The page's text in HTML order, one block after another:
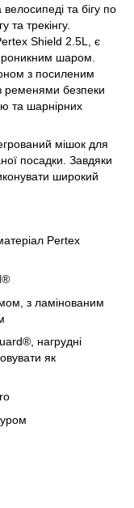
та бігу по
та трекінгу.
Shield 2.5L, є
шаром.
з посиленим
ременями безпеки
та шарнірних
мішок для
посадки. Завдяки
широкий
Pertex
з ламінованим
нагрудні
як